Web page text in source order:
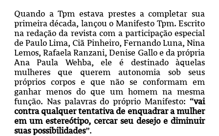
Quando a Tpm estava prestes a completar sua
primeira década, lançou o Manifesto Tpm. Escrito
na redação da revista com a participação especial
de Paulo Lima, Ciã Pinheiro, Fernando Luna, Nina
Lemos, Rafaela Ranzani, Denise Gallo e da própria
Ana Paula Wehba, ele é destinado àquelas
mulheres que querem autonomia sob seus
próprios corpos e que não se conformam em
ganhar menos do que um homem na mesma
função. Nas palavras do próprio Manifesto: “vai
contra qualquer tentativa de enquadrar a mulher
em um estereótipo, cercar seu desejo e diminuir
suas possibilidades”.